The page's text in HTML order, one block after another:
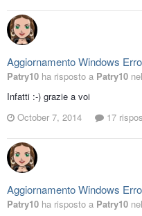
Aggiornamento Windows
Patry10 ha risposto a Patry10
Infatti :-) grazie a voi
October 7, 2014
17
Aggiornamento Windows
Patry10 ha risposto a Patry10